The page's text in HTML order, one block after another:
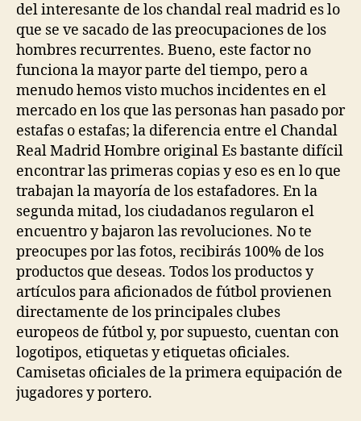
del interesante de los chandal real madrid es lo
que se ve sacado de las preocupaciones de los
hombres recurrentes. Bueno, este factor no
funciona la mayor parte del tiempo, pero a
menudo hemos visto muchos incidentes en el
mercado en los que las personas han pasado por
estafas o estafas; la diferencia entre el Chandal
Real Madrid Hombre original Es bastante difícil
encontrar las primeras copias y eso es en lo que
trabajan la mayoría de los estafadores. En la
segunda mitad, los ciudadanos regularon el
encuentro y bajaron las revoluciones. No te
preocupes por las fotos, recibirás 100% de los
productos que deseas. Todos los productos y
artículos para aficionados de fútbol provienen
directamente de los principales clubes
europeos de fútbol y, por supuesto, cuentan con
logotipos, etiquetas y etiquetas oficiales.
Camisetas oficiales de la primera equipación de
jugadores y portero.